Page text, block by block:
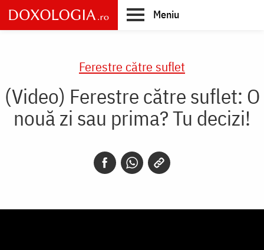
Skip
to
main
Meniu
Ferestre către suflet
(Video) Ferestre către suflet: O
nouă zi sau prima? Tu decizi!